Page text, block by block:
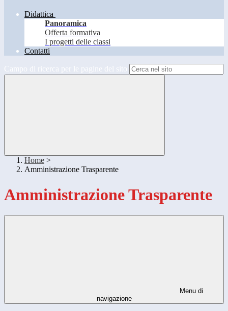
Didattica
Panoramica
Offerta formativa
I progetti delle classi
Contatti
Campo di ricerca per le pagine del sito
Home >
Amministrazione Trasparente
Amministrazione Trasparente
Menu di
navigazione